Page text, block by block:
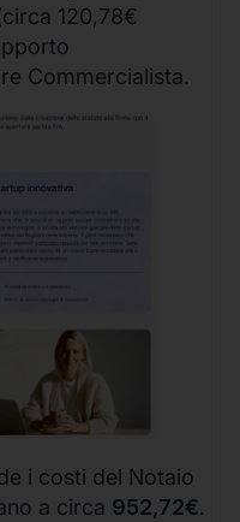
120,78€
Commercialista.
i costi del Notaio
a circa 952,72€.